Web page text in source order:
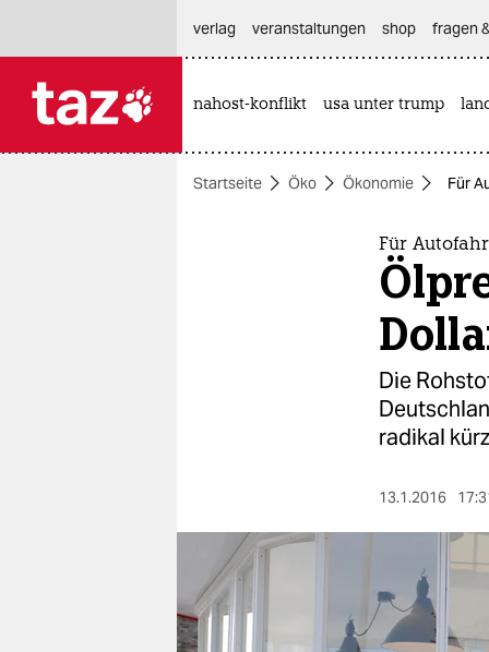
themen
nord
wahrheit
verlag
verlag
veranstaltungen shop fragen
nahost-konflikt usa unter trump
Startseite Öko Ökonomie Für
Für
Die
radikal
13.1.2016